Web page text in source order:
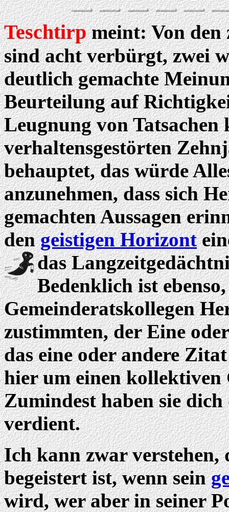
Teschtirpmeint: Von den
sind acht verbürgt, zwei
deutlich gemachte
Beurteilung auf
Leugnung von
verhaltensgestörten
behauptet, das würde
anzunehmen, dass sich
gemachten Aussagen
dengeistigen Horizont
das
Bedenklich ist
Gemeinderatskollegen
zustimmten, der Eine
das eine oder andere
hier um einen kollektiven
Zumindest haben sie
verdient.
Ich kann zwar
begeistert ist, wenn sein
wird, wer aber in seiner